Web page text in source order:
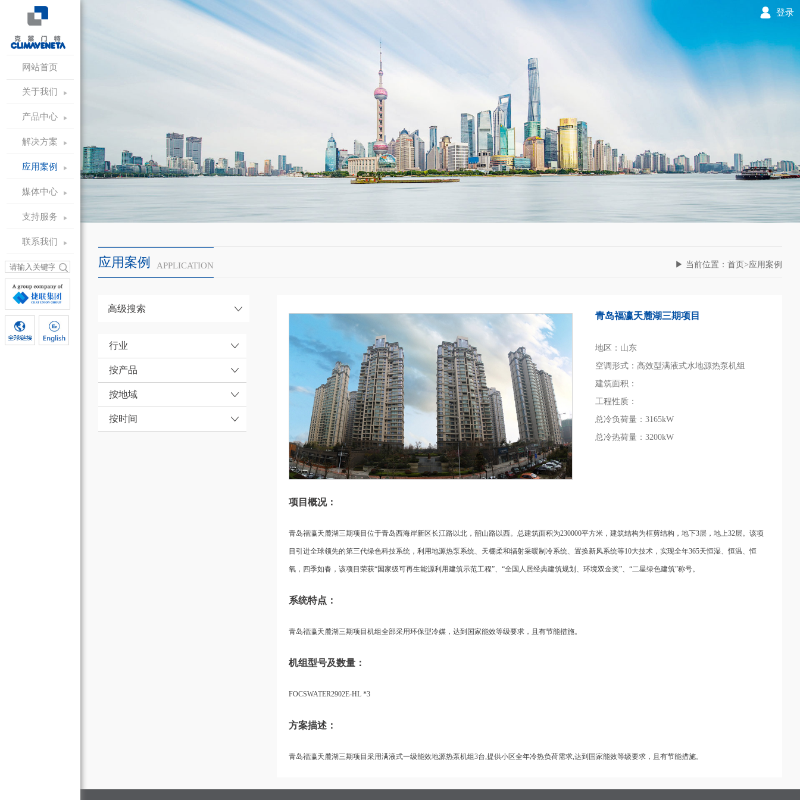
网站首页
关于我们
产品中心
解决方案
应用案例
媒体中心
支持服务
联系我们
登录
应用案例 APPLICATION ▶ 当前位置：首页>应用案例
高级搜索
行业
按产品
按地域
按时间
青岛福瀛天麓湖三期项目
地区：山东
空调形式：高效型满液式水地源热泵机组
建筑面积：
工程性质：
总冷负荷量：3165kW
总冷热荷量：3200kW
项目概况：
青岛福瀛天麓湖三期项目位于青岛西海岸新区长江路以北，韶山路以西。总建筑面积为230000平方米，建筑结构为框剪结构，地下3层，地上32层。该项
目引进全球领先的第三代绿色科技系统，利用地源热泵系统、天棚柔和辐射采暖制冷系统、置换新风系统等10大技术，实现全年365天恒湿、恒温、恒
氧，四季如春，该项目荣获“国家级可再生能源利用建筑示范工程”、“全国人居经典建筑规划、环境双金奖”、“二星绿色建筑”称号。
系统特点：
青岛福瀛天麓湖三期项目机组全部采用环保型冷媒，达到国家能效等级要求，且有节能措施。
机组型号及数量：
FOCSWATER2902E-HL *3
方案描述：
青岛福瀛天麓湖三期项目采用满液式一级能效地源热泵机组3台,提供小区全年冷热负荷需求,达到国家能效等级要求，且有节能措施。